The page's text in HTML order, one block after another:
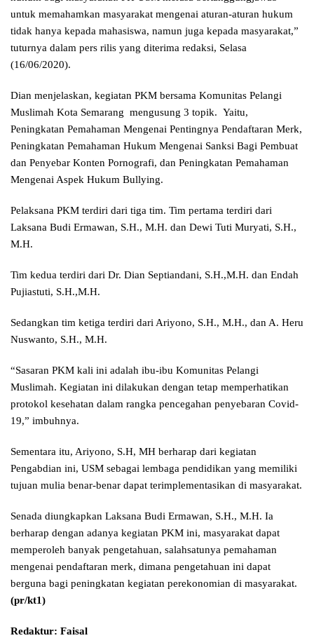
untuk memahamkan masyarakat mengenai aturan-aturan hukum
tidak hanya kepada mahasiswa, namun juga kepada masyarakat,”
tuturnya dalam pers rilis yang diterima redaksi, Selasa
(16/06/2020).
Dian menjelaskan, kegiatan PKM bersama Komunitas Pelangi
Muslimah Kota Semarang mengusung 3 topik. Yaitu,
Peningkatan Pemahaman Mengenai Pentingnya Pendaftaran Merk,
Peningkatan Pemahaman Hukum Mengenai Sanksi Bagi Pembuat
dan Penyebar Konten Pornografi, dan Peningkatan Pemahaman
Mengenai Aspek Hukum Bullying.
Pelaksana PKM terdiri dari tiga tim. Tim pertama terdiri dari
Laksana Budi Ermawan, S.H., M.H. dan Dewi Tuti Muryati, S.H.,
M.H.
Tim kedua terdiri dari Dr. Dian Septiandani, S.H.,M.H. dan Endah
Pujiastuti, S.H.,M.H.
Sedangkan tim ketiga terdiri dari Ariyono, S.H., M.H., dan A. Heru
Nuswanto, S.H., M.H.
“Sasaran PKM kali ini adalah ibu-ibu Komunitas Pelangi
Muslimah. Kegiatan ini dilakukan dengan tetap memperhatikan
protokol kesehatan dalam rangka pencegahan penyebaran Covid-
19,” imbuhnya.
Sementara itu, Ariyono, S.H, MH berharap dari kegiatan
Pengabdian ini, USM sebagai lembaga pendidikan yang memiliki
tujuan mulia benar-benar dapat terimplementasikan di masyarakat.
Senada diungkapkan Laksana Budi Ermawan, S.H., M.H. Ia
berharap dengan adanya kegiatan PKM ini, masyarakat dapat
memperoleh banyak pengetahuan, salahsatunya pemahaman
mengenai pendaftaran merk, dimana pengetahuan ini dapat
berguna bagi peningkatan kegiatan perekonomian di masyarakat.
(pr/kt1)
Redaktur: Faisal